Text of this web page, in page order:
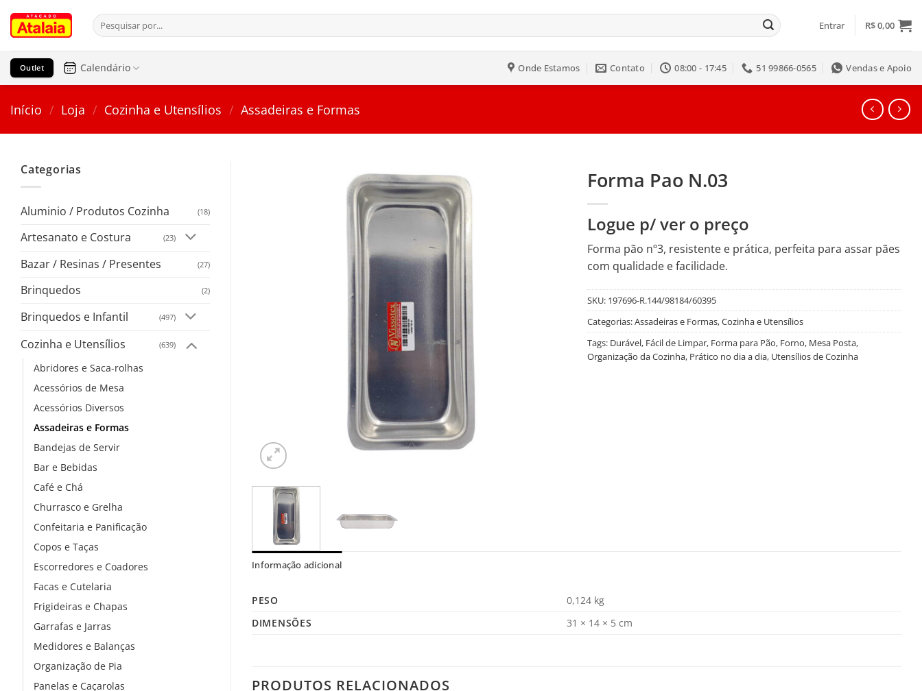
para
conteúdo
Pesquisar
por:
Entrar R$0,00
Outlet Calendário Onde Estamos Contato 08:00 - 17:45 51 99866-0565 Vendas e Apoio
Início / Loja / Cozinha e Utensílios / Assadeiras e Formas
Categorias
Aluminio / Produtos Cozinha (18)
Artesanato e Costura (23)
Bazar / Resinas / Presentes (27)
Brinquedos (2)
Brinquedos e Infantil (497)
Cozinha e Utensílios (639)
Abridores e Saca-rolhas
Acessórios de Mesa
Acessórios Diversos
Assadeiras e Formas
Bandejas de Servir
Bar e Bebidas
Café e Chá
Churrasco e Grelha
Confeitaria e Panificação
Copos e Taças
Escorredores e Coadores
Facas e Cutelaria
Frigideiras e Chapas
Garrafas e Jarras
Medidores e Balanças
Organização de Pia
Panelas e Caçarolas
Forma Pao N.03
Logue p/ ver o preço
Forma pão nº3, resistente e prática, perfeita para assar pães
com qualidade e facilidade.
SKU: 197696-R.144/98184/60395
Categorias:Assadeiras e Formas,Cozinha e Utensílios
Tags: Durável, Fácil de Limpar, Forma para Pão, Forno, Mesa Posta,
Organização da Cozinha, Prático no dia a dia, Utensílios de Cozinha
Informação adicional
PESO
0,124 kg
DIMENSÕES
31 × 14 × 5 cm
PRODUTOS RELACIONADOS